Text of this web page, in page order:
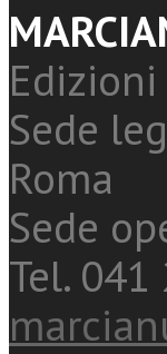
Sede
Roma
Sede
Tel.